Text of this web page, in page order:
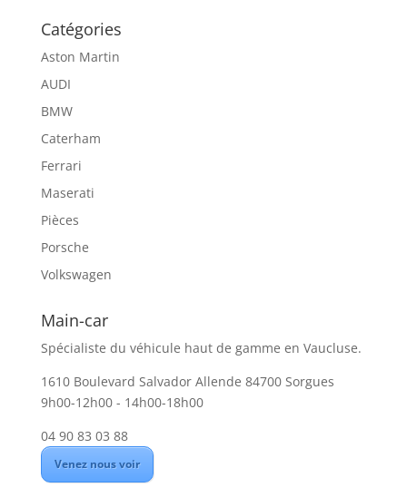
Catégories
Aston Martin
AUDI
BMW
Caterham
Ferrari
Maserati
Pièces
Porsche
Volkswagen
Main-car
Spécialiste du véhicule haut de gamme en Vaucluse.
1610 Boulevard Salvador Allende 84700 Sorgues
9h00-12h00 - 14h00-18h00
04 90 83 03 88
Venez nous voir